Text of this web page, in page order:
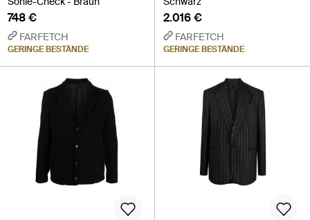
748 €
FARFETCH
GERINGE BESTÄNDE
2.016 €
FARFETCH
GERINGE BESTÄNDE